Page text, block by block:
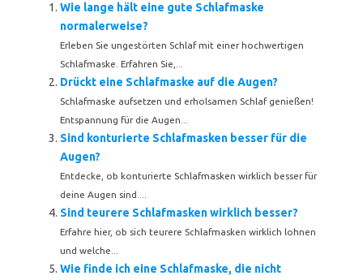
Wie lange hält eine gute Schlafmaske
normalerweise?
Erleben Sie ungestörten Schlaf mit einer hochwertigen
Schlafmaske. Erfahren Sie,...
Drückt eine Schlafmaske auf die Augen?
Schlafmaske aufsetzen und erholsamen Schlaf genießen!
Entspannung für die Augen...
Sind konturierte Schlafmasken besser für die
Augen?
Entdecke, ob konturierte Schlafmasken wirklich besser für
deine Augen sind....
Sind teurere Schlafmasken wirklich besser?
Erfahre hier, ob sich teurere Schlafmasken wirklich lohnen
und welche...
Wie finde ich eine Schlafmaske, die nicht